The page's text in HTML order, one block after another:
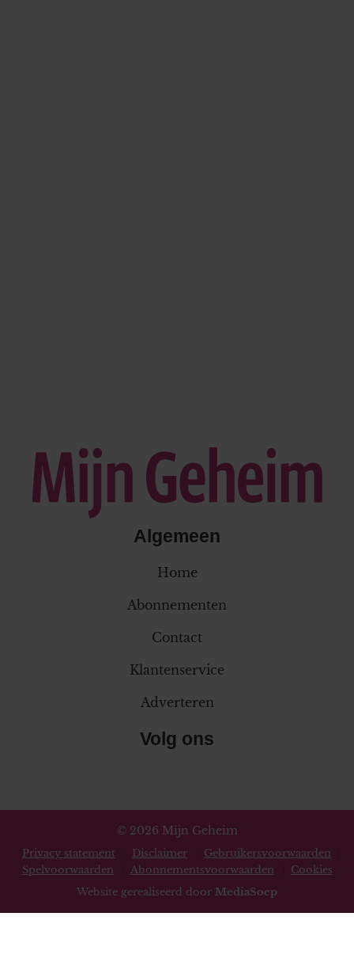
Algemeen
Home
Abonnementen
Contact
Klantenservice
Adverteren
Volg ons
© 2026 Mijn Geheim
Privacy statement Disclaimer
Gebruikersvoorwaarden
Spelvoorwaarden
Abonnementsvoorwaarden
Cookies
Website gerealiseerd door MediaSoep